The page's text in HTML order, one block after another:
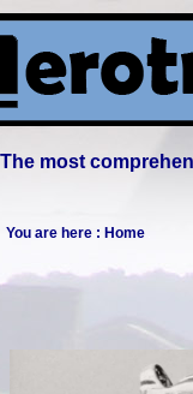
most
You are here : Home